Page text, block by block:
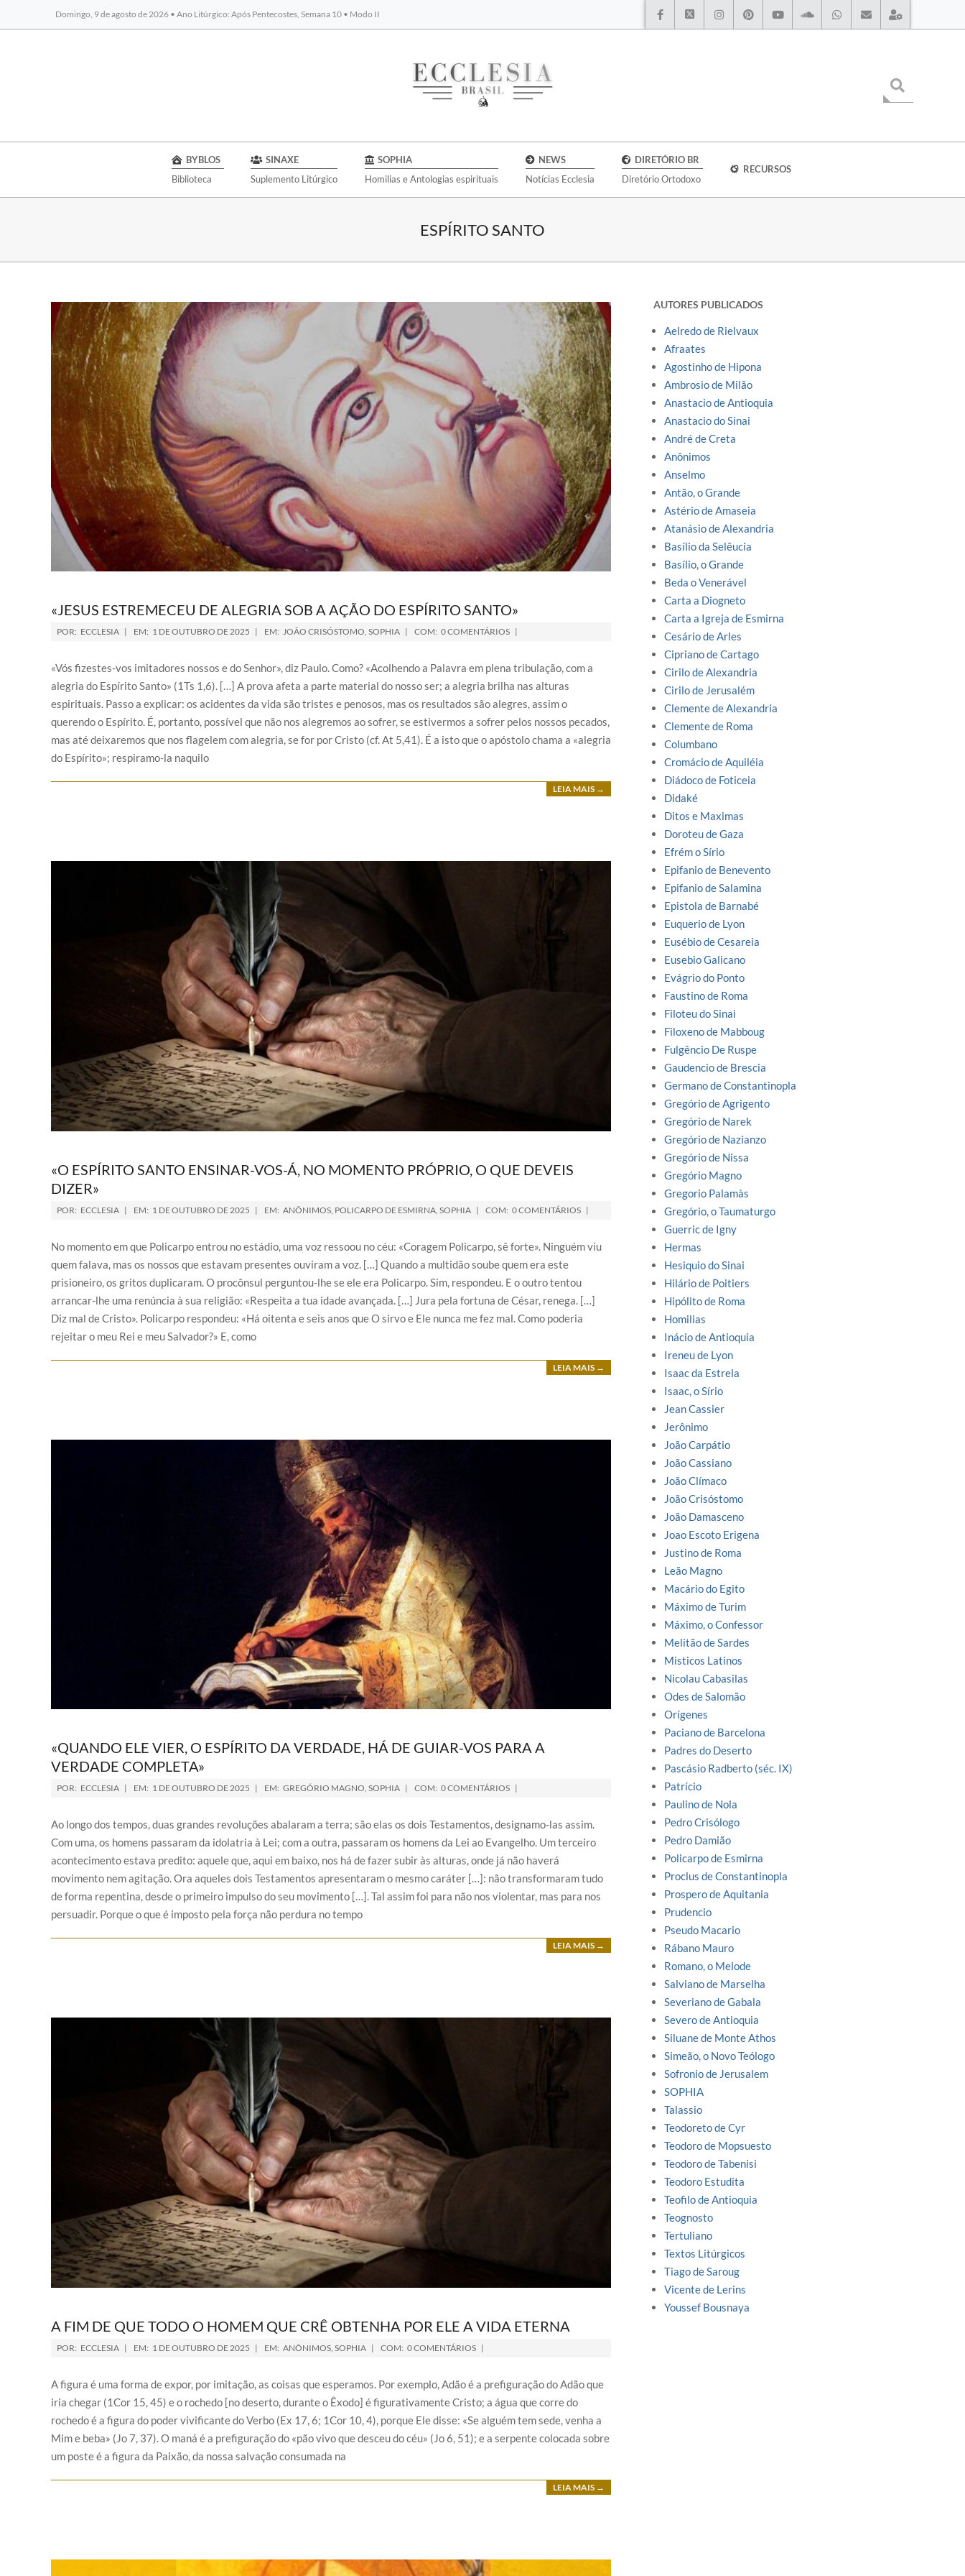
Domingo, 9 de agosto de 2026 • Ano Litúrgico: Após Pentecostes, Semana 10 • Modo II
BYBLOS
BYBLOS
Biblioteca
SINAXE
Suplemento Litúrgico
SOPHIA
Homilias e Antologias espirituais
NEWS
Notícias Ecclesia
DIRETÓRIO BR
Diretório Ortodoxo
RECURSOS
ESPÍRITO SANTO
«JESUS ESTREMECEU DE ALEGRIA SOB A AÇÃO DO ESPÍRITO SANTO»
POR: ECCLESIA EM: 1 DE OUTUBRO DE 2025 EM: JOÃO CRISÓSTOMO, SOPHIA COM: 0 COMENTÁRIOS
«Vós fizestes-vos imitadores nossos e do Senhor», diz Paulo. Como? «Acolhendo a Palavra em plena tribulação, com a
alegria do Espírito Santo» (1Ts 1,6). […] A prova afeta a parte material do nosso ser; a alegria brilha nas alturas
espirituais. Passo a explicar: os acidentes da vida são tristes e penosos, mas os resultados são alegres, assim o
querendo o Espírito. É, portanto, possível que não nos alegremos ao sofrer, se estivermos a sofrer pelos nossos pecados,
mas até deixaremos que nos flagelem com alegria, se for por Cristo (cf. At 5,41). É a isto que o apóstolo chama a «alegria
do Espírito»; respiramo-la naquilo
LEIA MAIS →
«O ESPÍRITO SANTO ENSINAR-VOS-Á, NO MOMENTO PRÓPRIO, O QUE DEVEIS
DIZER»
POR: ECCLESIA EM: 1 DE OUTUBRO DE 2025 EM: ANÔNIMOS POLICARPO DE ESMIRNA SOPHIA COM: 0 COMENTÁRIOS
No momento em que Policarpo entrou no estádio, uma voz ressoou no céu: «Coragem Policarpo, sê forte». Ninguém viu
quem falava, mas os nossos que estavam presentes ouviram a voz. […] Quando a multidão soube quem era este
prisioneiro, os gritos duplicaram. O procônsul perguntou-lhe se ele era Policarpo. Sim, respondeu. E o outro tentou
arrancar-lhe uma renúncia à sua religião: «Respeita a tua idade avançada. […] Jura pela fortuna de César, renega. […]
Diz mal de Cristo». Policarpo respondeu: «Há oitenta e seis anos que O sirvo e Ele nunca me fez mal. Como poderia
rejeitar o meu Rei e meu Salvador?» E, como
LEIA MAIS →
«QUANDO ELE VIER, O ESPÍRITO DA VERDADE, HÁ DE GUIAR-VOS PARA A
VERDADE COMPLETA»
POR: ECCLESIA EM: 1 DE OUTUBRO DE 2025 EM: GREGÓRIO MAGNO, SOPHIA COM: 0 COMENTÁRIOS
Ao longo dos tempos, duas grandes revoluções abalaram a terra; são elas os dois Testamentos, designamo-las assim.
Com uma, os homens passaram da idolatria à Lei; com a outra, passaram os homens da Lei ao Evangelho. Um terceiro
acontecimento estava predito: aquele que, aqui em baixo, nos há de fazer subir às alturas, onde já não haverá
movimento nem agitação. Ora aqueles dois Testamentos apresentaram o mesmo caráter […]: não transformaram tudo
de forma repentina, desde o primeiro impulso do seu movimento […]. Tal assim foi para não nos violentar, mas para nos
persuadir. Porque o que é imposto pela força não perdura no tempo
LEIA MAIS →
A FIM DE QUE TODO O HOMEM QUE CRÊ OBTENHA POR ELE A VIDA ETERNA
POR: ECCLESIA EM: 1 DE OUTUBRO DE 2025 EM: ANÔNIMOS SOPHIA COM: 0 COMENTÁRIOS
A figura é uma forma de expor, por imitação, as coisas que esperamos. Por exemplo, Adão é a prefiguração do Adão que
iria chegar (1Cor 15, 45) e o rochedo [no deserto, durante o Êxodo] é figurativamente Cristo; a água que corre do
rochedo é a figura do poder vivificante do Verbo (Ex 17, 6; 1Cor 10, 4), porque Ele disse: «Se alguém tem sede, venha a
Mim e beba» (Jo 7, 37). O maná é a prefiguração do «pão vivo que desceu do céu» (Jo 6, 51); e a serpente colocada sobre
um poste é a figura da Paixão, da nossa salvação consumada na
LEIA MAIS →
AUTORES PUBLICADOS
Aelredo de Rielvaux
Afraates
Agostinho de Hipona
Ambrosio de Milão
Anastacio de Antioquia
Anastacio do Sinai
André de Creta
Anônimos
Anselmo
Antão, o Grande
Astério de Amaseia
Atanásio de Alexandria
Basílio da Selêucia
Basílio, o Grande
Beda o Venerável
Carta a Diogneto
Carta a Igreja de Esmirna
Cesário de Arles
Cipriano de Cartago
Cirilo de Alexandria
Cirilo de Jerusalém
Clemente de Alexandria
Clemente de Roma
Columbano
Cromácio de Aquiléia
Diádoco de Foticeia
Didaké
Ditos e Maximas
Doroteu de Gaza
Efrém o Sírio
Epifanio de Benevento
Epifanio de Salamina
Epistola de Barnabé
Euquerio de Lyon
Eusébio de Cesareia
Eusebio Galicano
Evágrio do Ponto
Faustino de Roma
Filoteu do Sinai
Filoxeno de Mabboug
Fulgêncio De Ruspe
Gaudencio de Brescia
Germano de Constantinopla
Gregório de Agrigento
Gregório de Narek
Gregório de Nazianzo
Gregório de Nissa
Gregório Magno
Gregorio Palamàs
Gregório, o Taumaturgo
Guerric de Igny
Hermas
Hesiquio do Sinai
Hilário de Poitiers
Hipólito de Roma
Homilias
Inácio de Antioquia
Ireneu de Lyon
Isaac da Estrela
Isaac, o Sírio
Jean Cassier
Jerônimo
João Carpátio
João Cassiano
João Clímaco
João Crisóstomo
João Damasceno
Joao Escoto Erigena
Justino de Roma
Leão Magno
Macário do Egito
Máximo de Turim
Máximo, o Confessor
Melitão de Sardes
Misticos Latinos
Nicolau Cabasilas
Odes de Salomão
Orígenes
Paciano de Barcelona
Padres do Deserto
Pascásio Radberto (séc. IX)
Patrício
Paulino de Nola
Pedro Crisólogo
Pedro Damião
Policarpo de Esmirna
Proclus de Constantinopla
Prospero de Aquitania
Prudencio
Pseudo Macario
Rábano Mauro
Romano, o Melode
Salviano de Marselha
Severiano de Gabala
Severo de Antioquia
Siluane de Monte Athos
Simeão, o Novo Teólogo
Sofronio de Jerusalem
SOPHIA
Talassio
Teodoreto de Cyr
Teodoro de Mopsuesto
Teodoro de Tabenisi
Teodoro Estudita
Teofilo de Antioquia
Teognosto
Tertuliano
Textos Litúrgicos
Tiago de Saroug
Vicente de Lerins
Youssef Bousnaya